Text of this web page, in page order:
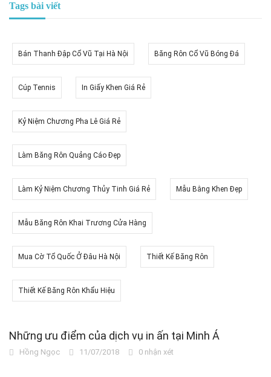
Tags bài viết
Bán Thanh Đập Cổ Vũ Tại Hà Nội Băng Rôn Cổ Vũ Bóng Đá
Cúp Tennis In Giấy Khen Giá Rẻ
Kỷ Niệm Chương Pha Lê Giá Rẻ
Làm Băng Rôn Quảng Cáo Đẹp
Làm Kỷ Niệm Chương Thủy Tinh Giá Rẻ Mẫu Bằng Khen Đẹp
Mẫu Băng Rôn Khai Trương Cửa Hàng
Mua Cờ Tổ Quốc Ở Đâu Hà Nội Thiết Kế Băng Rôn
Thiết Kế Băng Rôn Khẩu Hiệu
Những ưu điểm của dịch vụ in ấn tại Minh Á
Hồng Ngọc 11/07/2018 0 nhận xét